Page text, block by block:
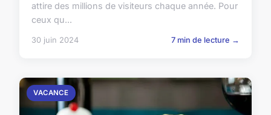
attire des millions de visiteurs chaque année. Pour
ceux qu...
30 juin 2024 7 min de lecture →
VACANCE